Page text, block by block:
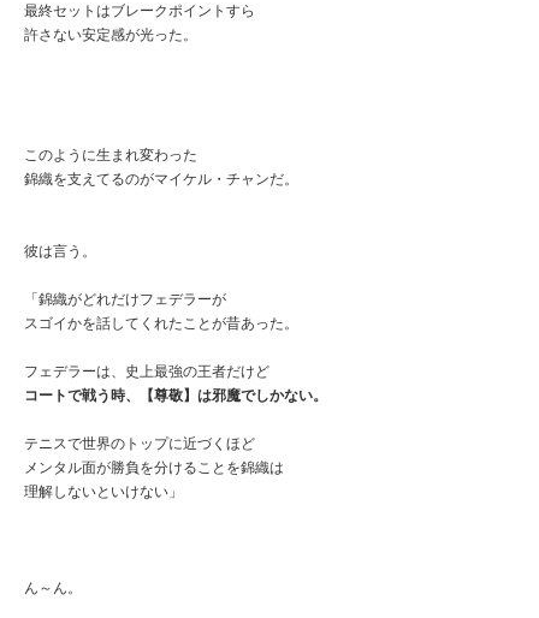
最終セットはブレークポイントすら
許さない安定感が光った。
このように生まれ変わった
錦織を支えてるのがマイケル・チャンだ。
彼は言う。
「錦織がどれだけフェデラーが
スゴイかを話してくれたことが昔あった。
フェデラーは、史上最強の王者だけど
コートで戦う時、【尊敬】は邪魔でしかない。
テニスで世界のトップに近づくほど
メンタル面が勝負を分けることを錦織は
理解しないといけない」
ん～ん。